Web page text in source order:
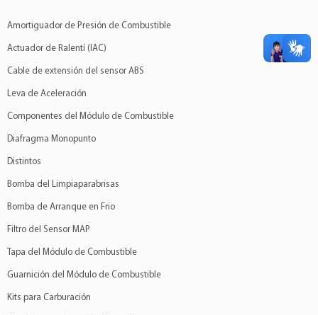
Amortiguador de Presión de Combustible
Actuador de Ralentí (IAC)
Cable de extensión del sensor ABS
Leva de Aceleración
Componentes del Módulo de Combustible
Diafragma Monopunto
Distintos
Bomba del Limpiaparabrisas
Bomba de Arranque en Frio
Filtro del Sensor MAP
Tapa del Módulo de Combustible
Guarnición del Módulo de Combustible
Kits para Carburación